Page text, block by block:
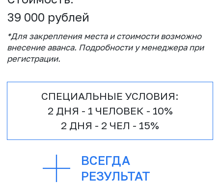
ВСЕГДА
РЕЗУЛЬТАТ
196084, Россия, г. Санкт-Петербург, Киевская ул.,
д. 12, литера А, кв.8